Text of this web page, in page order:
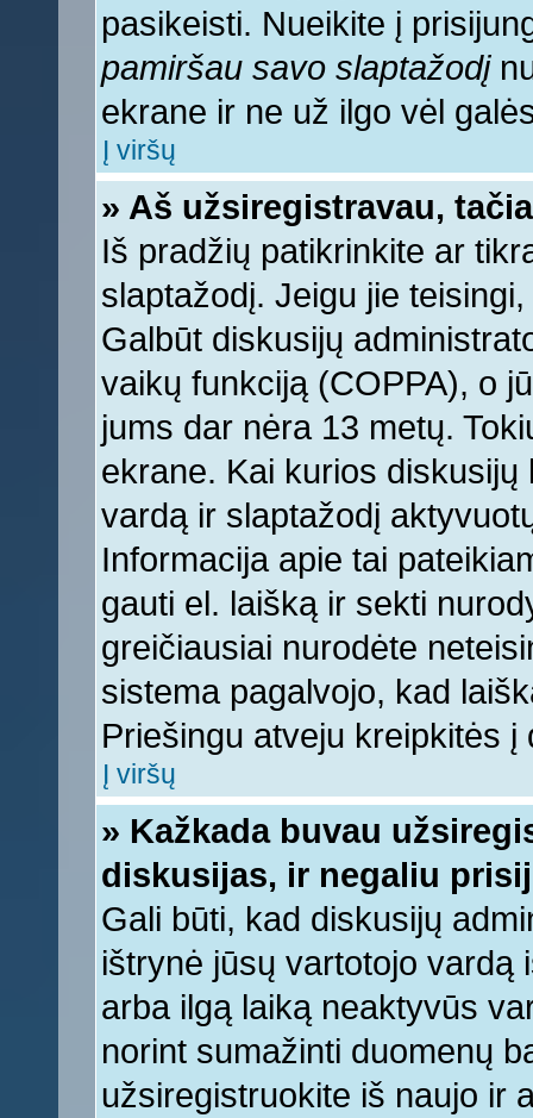
pasikeisti. Nueikite į
pamiršau savo slaptažodį
ekrane ir ne už ilgo vėl
Į viršų
» Aš užsiregistravau,
Iš pradžių patikrinkite ar
slaptažodį. Jeigu jie
Galbūt diskusijų
vaikų funkciją (COPPA), o
jums dar nėra 13 metų.
ekrane. Kai kurios
vardą ir slaptažodį
Informacija apie tai
gauti el. laišką ir sekti
greičiausiai nurodėte
sistema pagalvojo, kad
Priešingu atveju kreipkitės
Į viršų
» Kažkada buvau
diskusijas, ir negaliu
Gali būti, kad diskusijų
ištrynė jūsų vartotojo vardą
arba ilgą laiką neaktyvūs
norint sumažinti duomenų
užsiregistruokite iš naujo ir